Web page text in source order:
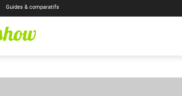
Guides & comparatifs